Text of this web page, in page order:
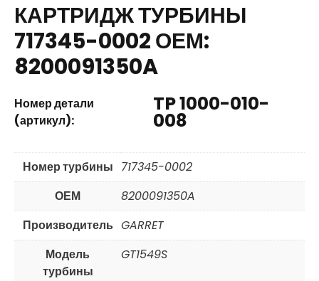
КАРТРИДЖ ТУРБИНЫ
717345-0002 ОЕМ:
8200091350A
Номер детали
(артикул):
TP 1000-010-
008
Номер турбины 717345-0002
ОЕМ
8200091350A
Производитель GARRET
Модель
турбины
GT1549S